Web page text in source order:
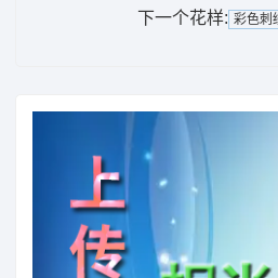
下一个花样: 彩色刺